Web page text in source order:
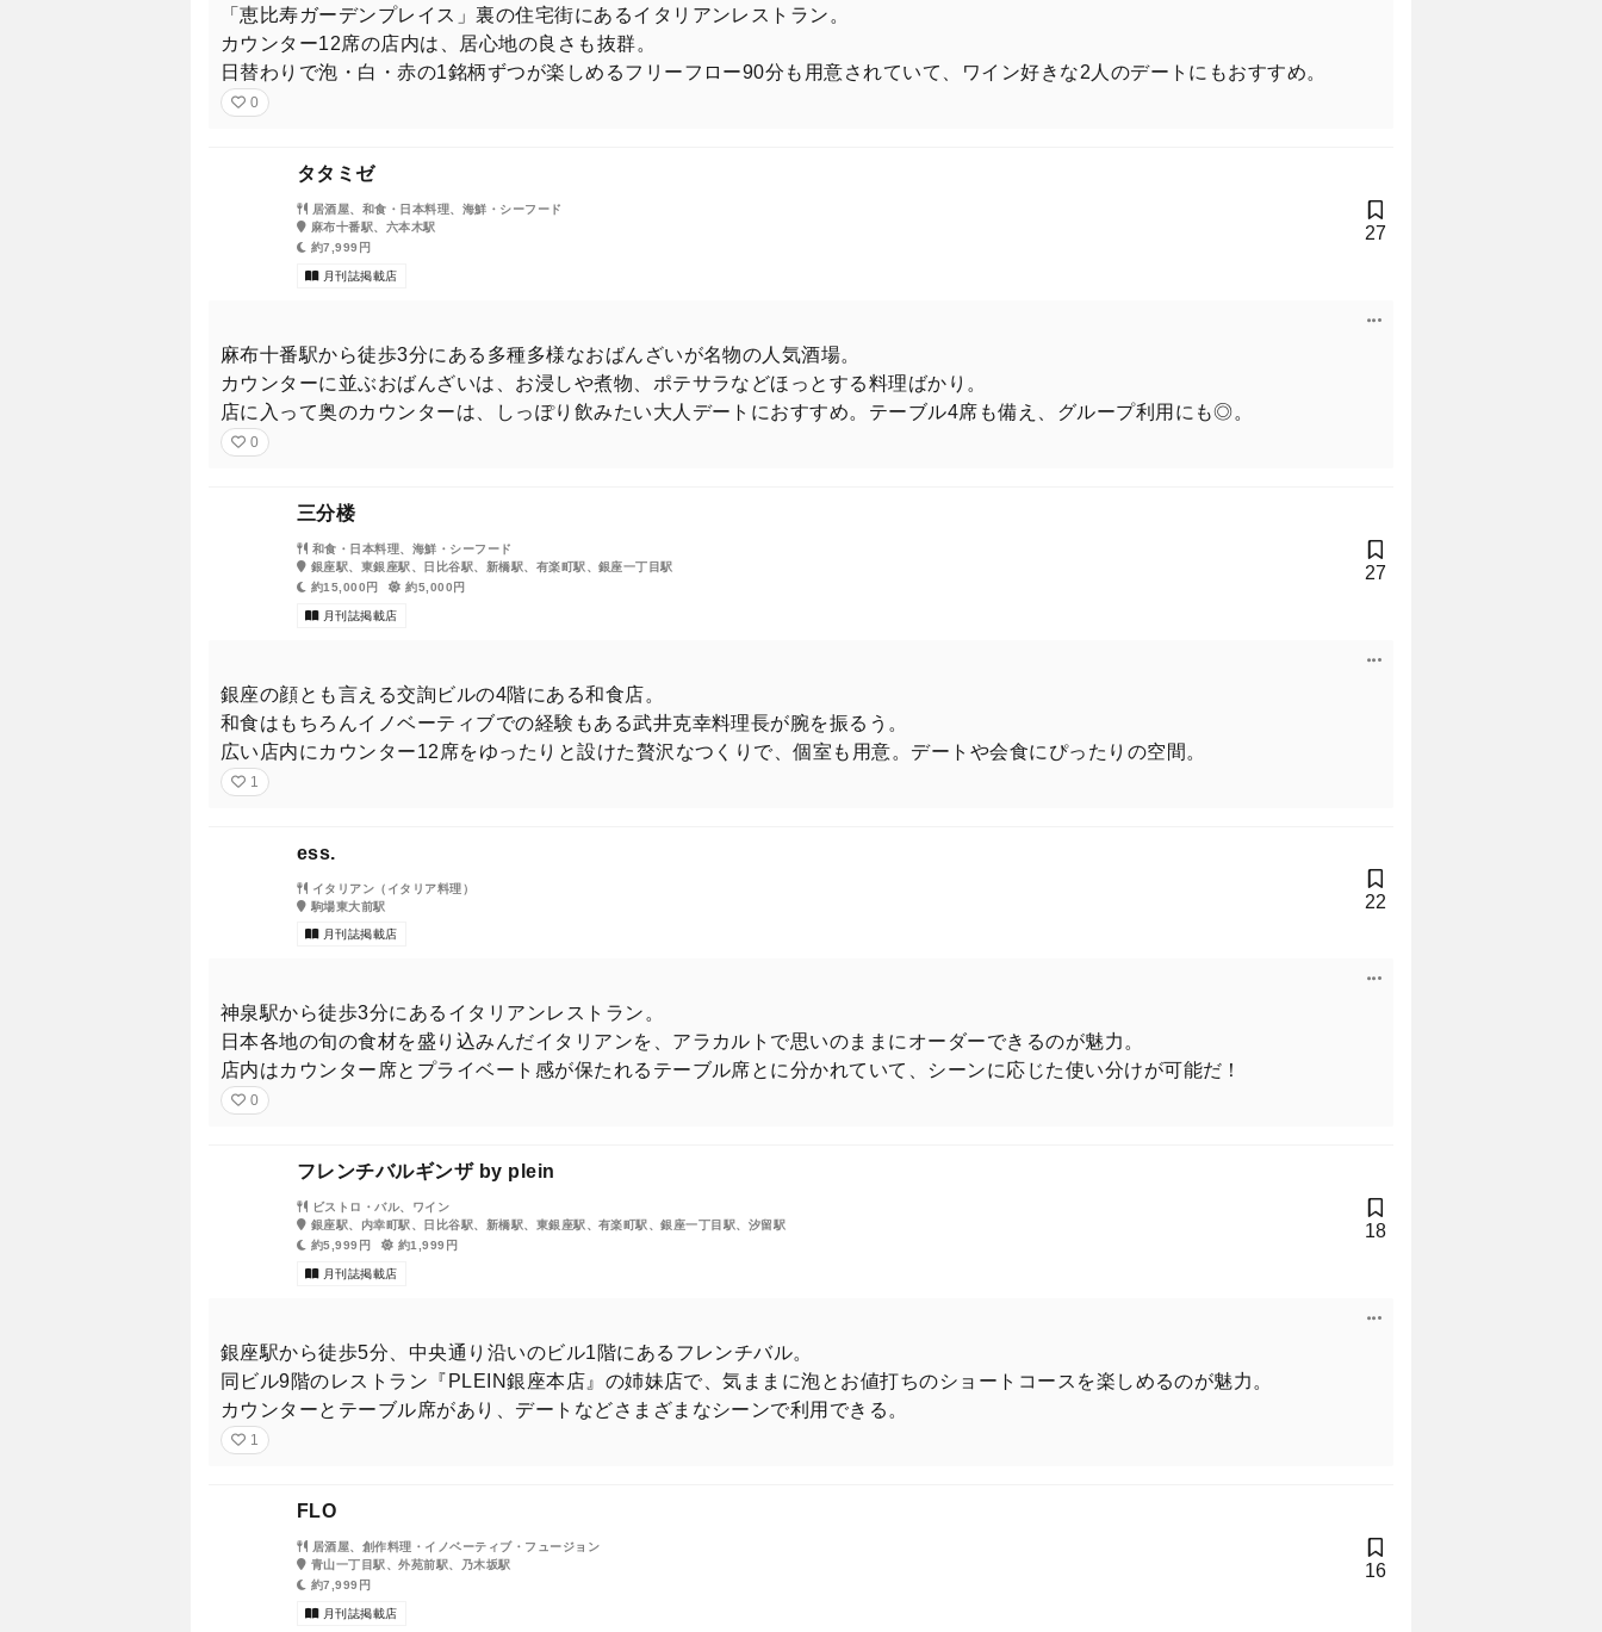
東京カレンダー（東カレ）2025年2月号、特別増刊号の表紙を飾るのは、King & Prince（キング アン
ド プリンス）の永瀬 廉さん！
「デコ出し」でモードに仕上がった前号とはうって変わって、エレガントで品のいい色気を醸してくれた。
特別増刊号の購入はこちら
山下美月さんとは六本木の高級火鍋へ！
「恵比寿ガーデンプレイス」裏の住宅街にあるイタリアンレストラン。
カウンター12席の店内は、居心地の良さも抜群。
日替わりで泡・白・赤の1銘柄ずつが楽しめるフリーフロー90分も用意されていて、ワイン好きな2人のデートにもおすすめ。
0
タタミゼ
居酒屋、和食・日本料理、海鮮・シーフード
麻布十番駅、六本木駅
約7,999円
月刊誌掲載店
27
麻布十番駅から徒歩3分にある多種多様なおばんざいが名物の人気酒場。
カウンターに並ぶおばんざいは、お浸しや煮物、ポテサラなどほっとする料理ばかり。
店に入って奥のカウンターは、しっぽり飲みたい大人デートにおすすめ。テーブル4席も備え、グループ利用にも◎。
0
三分楼
和食・日本料理、海鮮・シーフード
銀座駅、東銀座駅、日比谷駅、新橋駅、有楽町駅、銀座一丁目駅
約15,000円
約5,000円
月刊誌掲載店
27
銀座の顔とも言える交詢ビルの4階にある和食店。
和食はもちろんイノベーティブでの経験もある武井克幸料理長が腕を振るう。
広い店内にカウンター12席をゆったりと設けた贅沢なつくりで、個室も用意。デートや会食にぴったりの空間。
1
ess.
イタリアン（イタリア料理）
駒場東大前駅
月刊誌掲載店
22
神泉駅から徒歩3分にあるイタリアンレストラン。
日本各地の旬の食材を盛り込みんだイタリアンを、アラカルトで思いのままにオーダーできるのが魅力。
店内はカウンター席とプライベート感が保たれるテーブル席とに分かれていて、シーンに応じた使い分けが可能だ！
0
フレンチバルギンザ by plein
ビストロ・バル、ワイン
銀座駅、内幸町駅、日比谷駅、新橋駅、東銀座駅、有楽町駅、銀座一丁目駅、汐留駅
約5,999円
約1,999円
月刊誌掲載店
18
銀座駅から徒歩5分、中央通り沿いのビル1階にあるフレンチバル。
同ビル9階のレストラン『PLEIN銀座本店』の姉妹店で、気ままに泡とお値打ちのショートコースを楽しめるのが魅力。
カウンターとテーブル席があり、デートなどさまざまなシーンで利用できる。
1
FLO
居酒屋、創作料理・イノベーティブ・フュージョン
青山一丁目駅、外苑前駅、乃木坂駅
約7,999円
月刊誌掲載店
16